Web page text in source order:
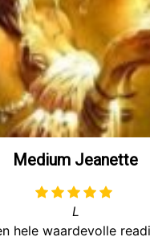
Medium Jeanette
L
hele waardevolle